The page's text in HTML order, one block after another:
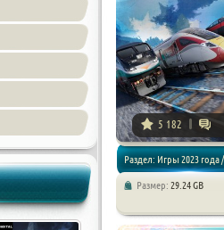
5 182
Раздел: Игры 2023 года /
Размер: 29.24 GB